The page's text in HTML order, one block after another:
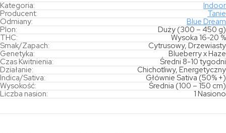
Kategoria:
Indoor
Producent:
Tanie
Odmiany:
Blue Dream
Plon:
Duży (300 – 450 g)
THC:
Wysoka 16-20 %
Smak/Zapach:
Cytrusowy, Drzewiasty
Genetyka:
Blueberry x Haze
Czas Kwitnienia:
Średni 8-10 tygodni
Działanie:
Chichotliwy, Energetyczny
Indica/Sativa:
Głównie Sativa (50% +)
Wysokość:
Średnia (100 – 150 cm)
Liczba nasion:
1 Nasiono